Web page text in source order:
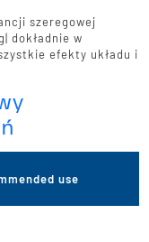
szeregowej
dokładnie w
efekty układu i
use